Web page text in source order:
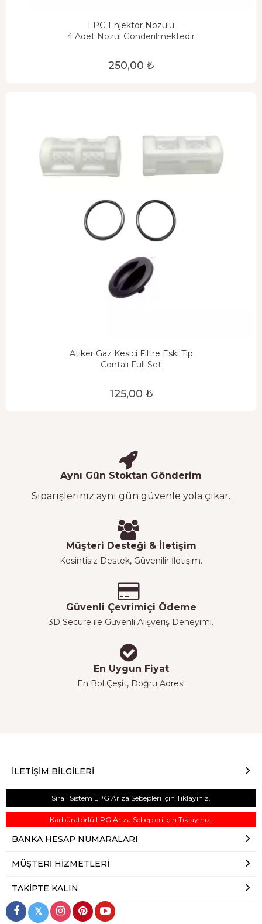
LPG Enjektör Nozulu
4 Adet Nozul Gönderilmektedir
250,00 ₺
Atiker Gaz Kesici Filtre Eski Tip
Contalı Full Set
125,00 ₺
Aynı Gün Stoktan Gönderim
Siparişleriniz aynı gün güvenle yola çıkar.
Müşteri Desteği & İletişim
Kesintisiz Destek, Güvenilir İletişim.
Güvenli Çevrimiçi Ödeme
3D Secure ile Güvenli Alışveriş Deneyimi.
En Uygun Fiyat
En Bol Çeşit, Doğru Adres!
İLETIŞIM BILGILERI
Sıralı Sistem LPG Arıza Sebepleri için Tıklayınız.
Karbüratörlü LPG Arıza Sebepleri için Tıklayınız.
BANKA HESAP NUMARALARI
MÜŞTERI HIZMETLERI
TAKIPTE KALIN
𝕏